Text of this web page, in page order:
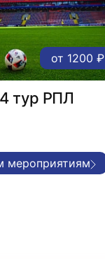
от 1200 ₽
тур РПЛ
мероприятиям